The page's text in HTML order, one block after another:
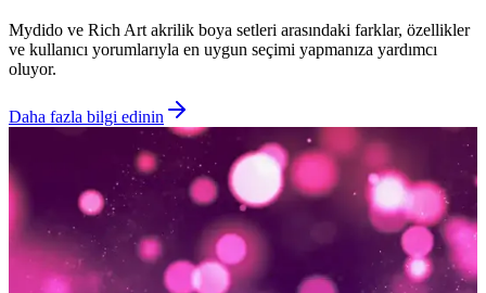
Mydido ve Rich Art akrilik boya setleri arasındaki farklar, özellikler
ve kullanıcı yorumlarıyla en uygun seçimi yapmanıza yardımcı
oluyor.
Daha fazla bilgi edinin